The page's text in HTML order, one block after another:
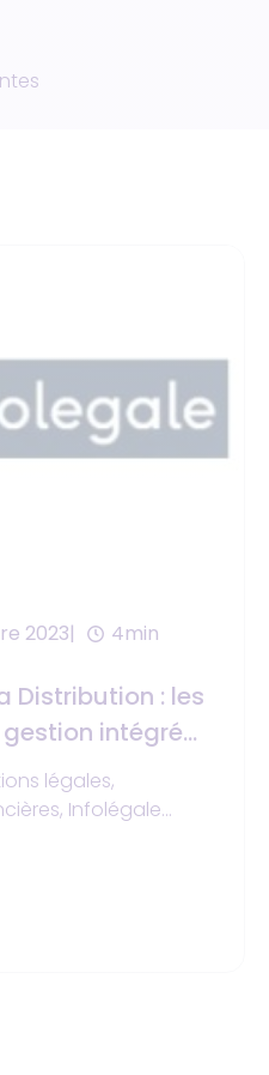
2023 4min
Distribution : les
intégrée
légales,
Infolégale
la fiabilité financière
collecte
quotidienne d’une